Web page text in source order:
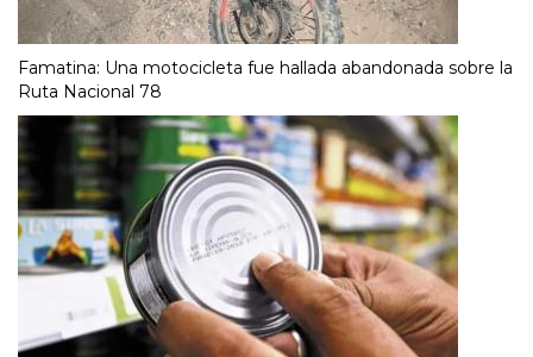
Famatina: Una motocicleta fue hallada abandonada sobre la
Ruta Nacional 78